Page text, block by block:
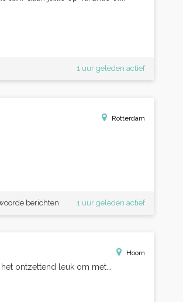
1 uur geleden actief
Rotterdam
1 uur geleden actief
berichten
Hoorn
ontzettend leuk om met...